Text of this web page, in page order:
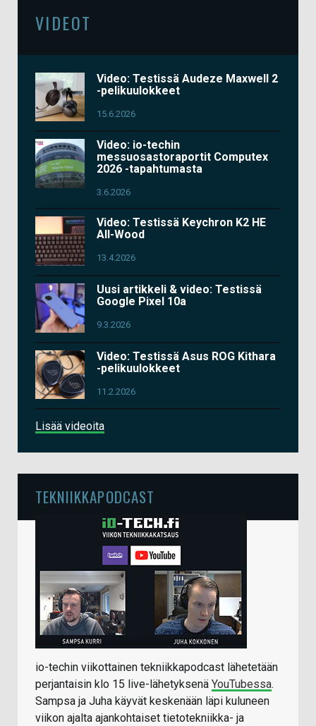
VIDEOT
Video: Testissä Audeze Maxwell 2
-pelikuulokkeet
15.6.2026
Video: io-techin
messuosastoraportit Computex
2026 -tapahtumasta
3.6.2026
Video: Testissä Keychron K2 HE
All-Wood
13.4.2026
Uusi artikkeli & video: Testissä
Google Pixel 10a
9.3.2026
Video: Testissä Asus ROG Kithara
-pelikuulokkeet
11.2.2026
Lisää videoita
TEKNIIKKAPODCAST
io-techin viikottainen tekniikkapodcast lähetetään
perjantaisin klo 15 live-lähetyksenä YouTubessa.
Sampsa ja Juha käyvät keskenään läpi kuluneen
viikon ajalta ajankohtaiset tietotekniikka- ja